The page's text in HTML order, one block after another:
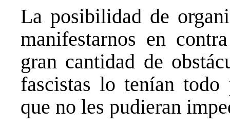
La posibilidad de
manifestarnos en
gran cantidad de
fascistas lo tenían todo
que no les pudieran